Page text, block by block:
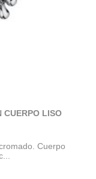
CUERPO LISO
Cuerpo